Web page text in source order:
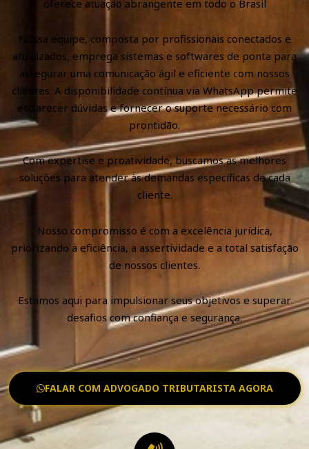
oferece atuação abrangente em todo o Brasil
Nossa equipe, composta por profissionais conectados e
atualizados, emprega sistemas e softwares de ponta para
assegurar uma comunicação ágil e eficiente com nossos
clientes. A disponibilidade contínua via WhatsApp permite
esclarecer dúvidas e fornecer o suporte necessário com
prontidão.
Com expertise e proatividade, buscamos as melhores
soluções para atender às demandas específicas de cada
cliente.
Nosso compromisso é com a excelência jurídica,
priorizando a eficiência, a assertividade e a total satisfação
de nossos clientes.
Estamos aqui para impulsionar seus objetivos e superar
desafios com confiança e segurança.
FALAR COM ADVOGADO TRIBUTARISTA AGORA